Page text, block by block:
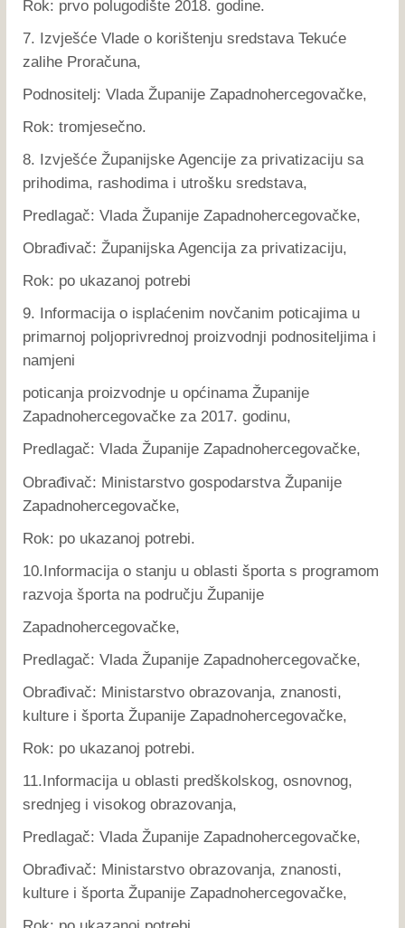
Rok: prvo polugodište 2018. godine.
7. Izvješće Vlade o korištenju sredstava Tekuće
zalihe Proračuna,
Podnositelj: Vlada Županije Zapadnohercegovačke,
Rok: tromjesečno.
8. Izvješće Županijske Agencije za privatizaciju sa
prihodima, rashodima i utrošku sredstava,
Predlagač: Vlada Županije Zapadnohercegovačke,
Obrađivač: Županijska Agencija za privatizaciju,
Rok: po ukazanoj potrebi
9. Informacija o isplaćenim novčanim poticajima u
primarnoj poljoprivrednoj proizvodnji podnositeljima i
namjeni
poticanja proizvodnje u općinama Županije
Zapadnohercegovačke za 2017. godinu,
Predlagač: Vlada Županije Zapadnohercegovačke,
Obrađivač: Ministarstvo gospodarstva Županije
Zapadnohercegovačke,
Rok: po ukazanoj potrebi.
10.Informacija o stanju u oblasti športa s programom
razvoja športa na području Županije
Zapadnohercegovačke,
Predlagač: Vlada Županije Zapadnohercegovačke,
Obrađivač: Ministarstvo obrazovanja, znanosti,
kulture i športa Županije Zapadnohercegovačke,
Rok: po ukazanoj potrebi.
11.Informacija u oblasti predškolskog, osnovnog,
srednjeg i visokog obrazovanja,
Predlagač: Vlada Županije Zapadnohercegovačke,
Obrađivač: Ministarstvo obrazovanja, znanosti,
kulture i športa Županije Zapadnohercegovačke,